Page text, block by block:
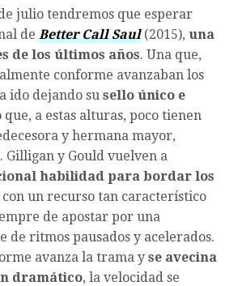
julio tendremos que esperar
de Better Call Saul(2015), una
de los últimos años. Una que,
conforme avanzaban los
ido dejando su sello único e
que, a estas alturas, poco tienen
y hermana mayor,
Gilligan y Gould vuelven a
habilidad para bordar los
con un recurso tan característico
de apostar por una
de ritmos pausados y acelerados.
avanza la trama y se avecina
dramático, la velocidad se